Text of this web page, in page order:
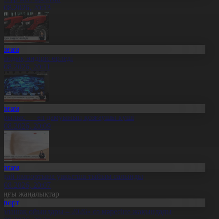
20:13
өндіріс өрледі
20:11
— ел дамуының қозғаушы күші
20:09
импортына уақытша тыйым салынды
20:07
жаңалықтар
ойындары – 2026» өз мәресіне жақындады